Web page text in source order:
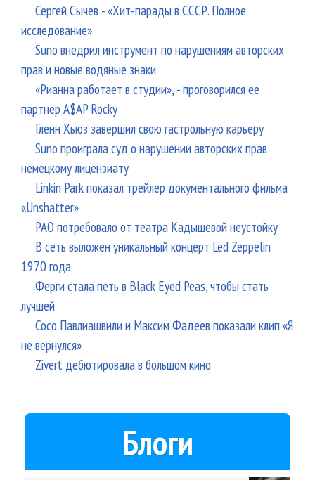
Сергей Сычёв - «Хит-парады в СССР. Полное
исследование»
Suno внедрил инструмент по нарушениям авторских
прав и новые водяные знаки
«Рианна работает в студии», - проговорился ее
партнер A$AP Rocky
Гленн Хьюз завершил свою гастрольную карьеру
Suno проиграла суд о нарушении авторских прав
немецкому лицензиату
Linkin Park показал трейлер документального фильма
«Unshatter»
РАО потребовало от театра Кадышевой неустойку
В сеть выложен уникальный концерт Led Zeppelin
1970 года
Ферги стала петь в Black Eyed Peas, чтобы стать
лучшей
Сосо Павлиашвили и Максим Фадеев показали клип «Я
не вернулся»
Zivert дебютировала в большом кино
Блоги